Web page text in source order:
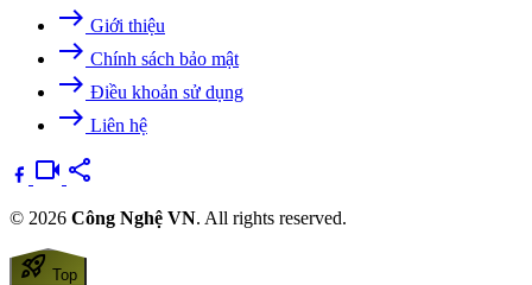
east Giới thiệu
east Chính sách bảo mật
east Điều khoản sử dụng
east Liên hệ
videocam share
© 2026 Công Nghệ VN. All rights reserved.
rocket_launch Top